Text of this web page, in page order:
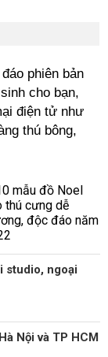
phiên bản
cho bạn,
điện tử như
thú bông,
studio, ngoại
Nội và TP HCM